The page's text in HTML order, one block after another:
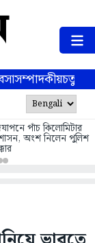
সম্পাদকীয়
পাঁচ কিলোমিটার
অংশ নিলেন পুলিশ